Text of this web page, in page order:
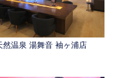
然温泉 湯舞音 袖ヶ浦店